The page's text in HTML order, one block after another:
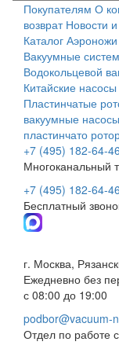
Покупателям О
возврат Новости и
Каталог
Вакуумные
Водокольцевой
Китайские насосы
Пластинчатые
вакуумные насосы
пластинчато
+7 (495) 182-64-46
Многоканальный
+7 (495) 182-64-46
Бесплатный
г. Москва,
Ежедневно без
с 08:00 до 19:00
podbor@vacuum-
Отдел по работе